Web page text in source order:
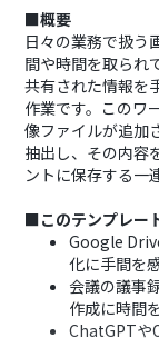
■概要
日々の業務で扱う
間や時間を取られ
共有された情報を
作業です。このワ
像ファイルが追加
抽出し、その内容
ントに保存する一
■このテンプレー
Google
化に手間を
会議の議事
作成に時間
ChatGPTや